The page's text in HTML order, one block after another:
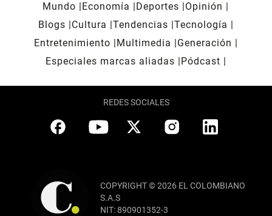
Mundo Economía Deportes
Opinión
Blogs
Cultura Tendencias Tecnología
Entretenimiento
Multimedia
Generación
Especiales marcas aliadas
Pódcast
REDES SOCIALES
COPYRIGHT © 2026 EL COLOMBIANO
S.A.S
NIT: 890901352-3